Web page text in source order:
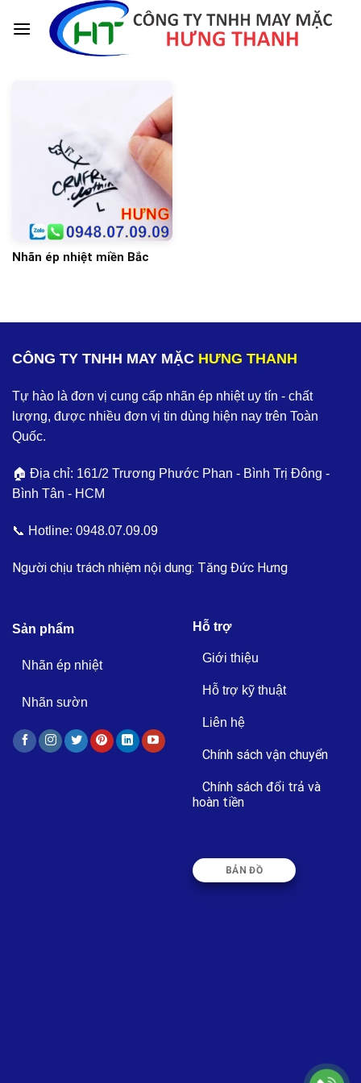
Nhãn ép nhiệt miền Bắc
CÔNG TY TNHH MAY MẶC HƯNG THANH
Tự hào là đơn vị cung cấp nhãn ép nhiệt uy tín - chất
lượng, được nhiều đơn vị tin dùng hiện nay trên Toàn
Quốc.
🏠 Địa chỉ: 161/2 Trương Phước Phan - Bình Trị Đông -
Bình Tân - HCM
📞 Hotline: 0948.07.09.09
Người chịu trách nhiệm nội dung: Tăng Đức Hưng
Sản phẩm
Nhãn ép nhiệt
Nhãn sườn
Hỗ trợ
Giới thiệu
Hỗ trợ kỹ thuật
Liên hệ
Chính sách vận chuyển
Chính sách đổi trả và
hoàn tiền
BẢN ĐỒ